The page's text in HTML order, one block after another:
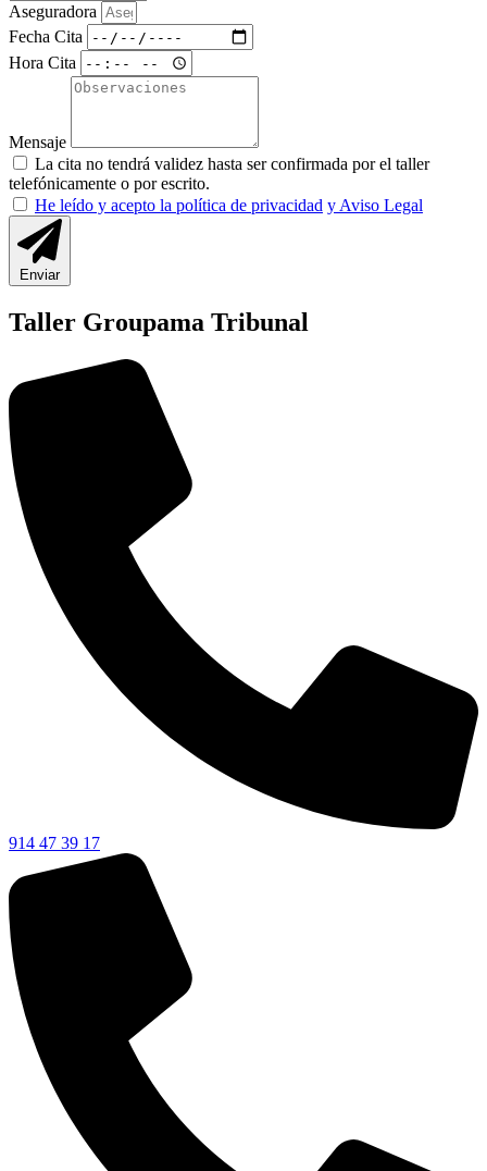
Aseguradora
Fecha Cita
Hora Cita
Mensaje
La cita no tendrá validez hasta ser confirmada por el taller
telefónicamente o por escrito.
He leído y acepto la política de privacidad y Aviso Legal
Enviar
Taller Groupama Tribunal
914 47 39 17